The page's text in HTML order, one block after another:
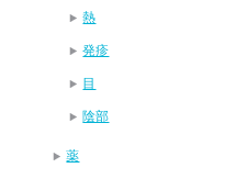
熱
発疹
目
陰部
薬